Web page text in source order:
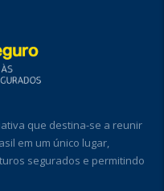
que destina-se a reunir
em um único lugar,
segurados e permitindo